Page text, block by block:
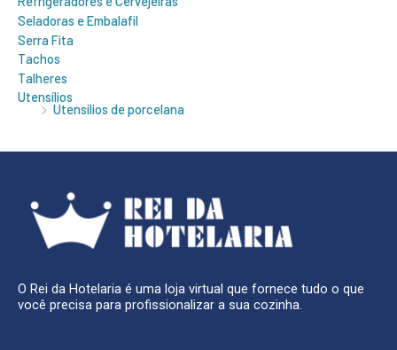
Seladoras e Embalafil
Serra Fita
Tachos
Talheres
Utensílios
Utensílios de porcelana
O Rei da Hotelaria é uma loja virtual que fornece tudo o que
você precisa para profissionalizar a sua cozinha.